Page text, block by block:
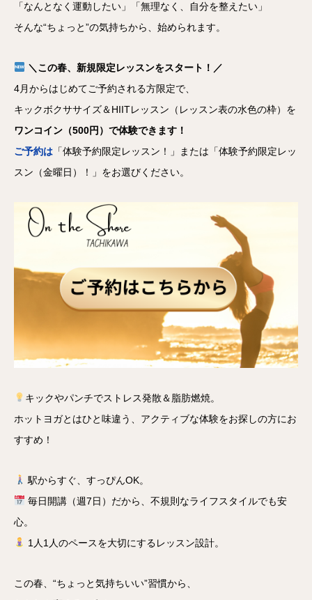
「なんとなく運動したい」「無理なく、自分を整えたい」
そんな“ちょっと”の気持ちから、始められます。
＼この春、新規限定レッスンをスタート！／
4月からはじめてご予約される方限定で、
キックボクササイズ＆HIITレッスン（レッスン表の水色の枠）を
ワンコイン（500円）で体験できます！
ご予約は 「体験予約限定レッスン！」または「体験予約限定レッ
スン（金曜日）！」をお選びください。
キックやパンチでストレス発散＆脂肪燃焼。
ホットヨガとはひと味違う、アクティブな体験をお探しの方にお
すすめ！
駅からすぐ、すっぴんOK。
毎日開講（週7日）だから、不規則なライフスタイルでも安
心。
1人1人のペースを大切にするレッスン設計。
この春、“ちょっと気持ちいい”習慣から、